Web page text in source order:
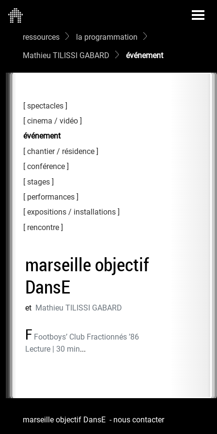
ressources
la programmation
Mathieu TILISSI GABARD
événement
spectacles
cinema / vidéo
événement
chantier / résidence
conférence
stages
performances
expositions / installations
rencontre
marseille objectif
DansE
et Mathieu TILISSI GABARD
F Footboys’ Club Fractionnés ’86
Lecture | 30 min...
marseille objectif DansE - nous contacter